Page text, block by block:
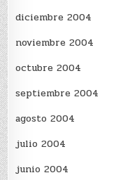
diciembre 2004
noviembre 2004
octubre 2004
septiembre 2004
agosto 2004
julio 2004
junio 2004